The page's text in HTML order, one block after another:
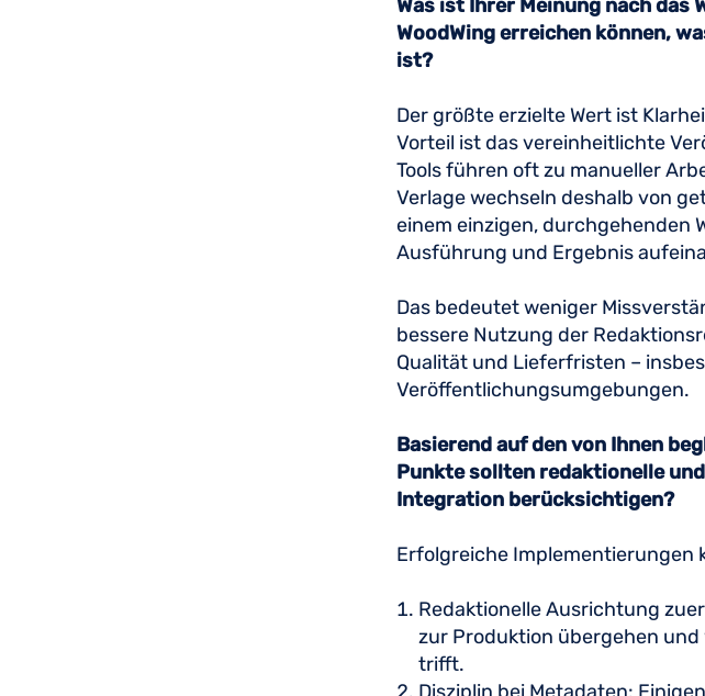
Was ist Ihrer Meinung nach das
WoodWing erreichen können,
ist?
Der größte erzielte Wert ist
Vorteil ist das vereinheitlichte
Tools führen oft zu manueller
Verlage wechseln deshalb von
einem einzigen, durchgehenden
Ausführung und Ergebnis
Das bedeutet weniger
bessere Nutzung der
Qualität und Lieferfristen –
Veröffentlichungsumgebungen.
Basierend auf den von Ihnen
Punkte sollten redaktionelle
Integration berücksichtigen?
Erfolgreiche Implementierungen
Redaktionelle Ausrichtung
zur Produktion übergehen
trifft.